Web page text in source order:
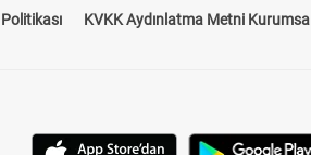
KVKK Aydınlatma Metni Kurumsal